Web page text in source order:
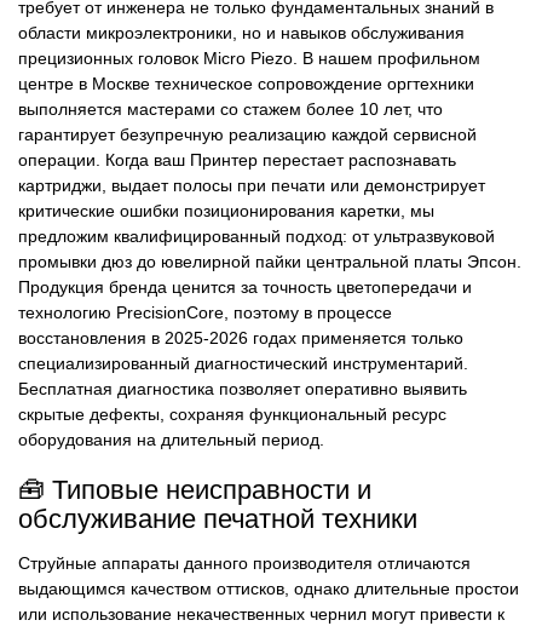
требует от инженера не только фундаментальных знаний в
области микроэлектроники, но и навыков обслуживания
прецизионных головок Micro Piezo. В нашем профильном
центре в Москве техническое сопровождение оргтехники
выполняется мастерами со стажем более 10 лет, что
гарантирует безупречную реализацию каждой сервисной
операции. Когда ваш Принтер перестает распознавать
картриджи, выдает полосы при печати или демонстрирует
критические ошибки позиционирования каретки, мы
предложим квалифицированный подход: от ультразвуковой
промывки дюз до ювелирной пайки центральной платы Эпсон.
Продукция бренда ценится за точность цветопередачи и
технологию PrecisionCore, поэтому в процессе
восстановления в 2025-2026 годах применяется только
специализированный диагностический инструментарий.
Бесплатная диагностика позволяет оперативно выявить
скрытые дефекты, сохраняя функциональный ресурс
оборудования на длительный период.
🧰 Типовые неисправности и
обслуживание печатной техники
Струйные аппараты данного производителя отличаются
выдающимся качеством оттисков, однако длительные простои
или использование некачественных чернил могут привести к